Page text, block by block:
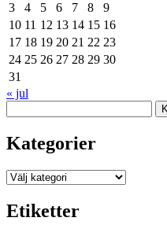
3
4 5 6 7 8
9
10 11 12 13 14 15 16
17 18 19 20 21 22 23
24 25 26 27 28 29 30
31
« jul
Kategorier
Kategorier
Etiketter